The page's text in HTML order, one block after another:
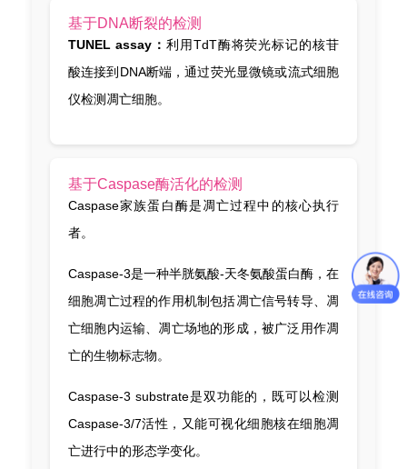
基于DNA断裂的检测
TUNEL assay： 利用TdT酶将荧光标记的核苷
酸连接到DNA断端，通过荧光显微镜或流式细胞
仪检测凋亡细胞。
基于Caspase酶活化的检测
Caspase家族蛋白酶是凋亡过程中的核心执行
者。
Caspase-3是一种半胱氨酸-天冬氨酸蛋白酶，在
细胞凋亡过程的作用机制包括凋亡信号转导、凋
亡细胞内运输、凋亡场地的形成，被广泛用作凋
亡的生物标志物。
Caspase-3 substrate是双功能的，既可以检测
Caspase-3/7活性，又能可视化细胞核在细胞凋
亡进行中的形态学变化。